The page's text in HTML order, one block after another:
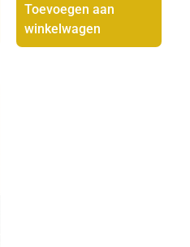
Toevoegen aan
winkelwagen